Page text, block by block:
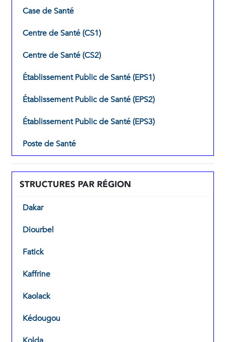
Case de Santé
Centre de Santé (CS1)
Centre de Santé (CS2)
Établissement Public de Santé (EPS1)
Établissement Public de Santé (EPS2)
Établissement Public de Santé (EPS3)
Poste de Santé
STRUCTURES PAR RÉGION
Dakar
Diourbel
Fatick
Kaffrine
Kaolack
Kédougou